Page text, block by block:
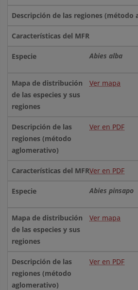
Descripción de las regiones (método
Características del MFR
Abies alba
Ver mapa
Ver en PDF
Ver en PDF
Abies pinsapo
Ver mapa
Ver en PDF